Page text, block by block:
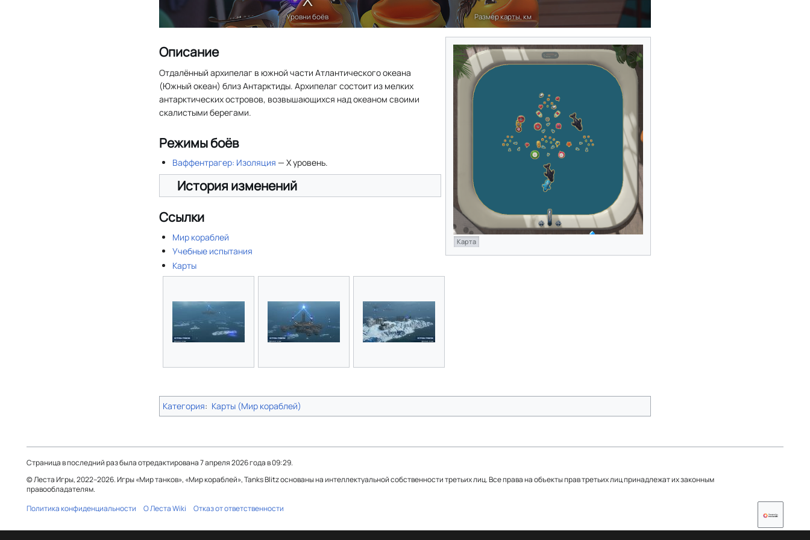
Уровни боёв Размер карты, км
Карта
Описание
Отдалённый архипелаг в южной части Атлантического океана
(Южный океан) близ Антарктиды. Архипелаг состоит из мелких
антарктических островов, возвышающихся над океаном своими
скалистыми берегами.
Режимы боёв
Ваффентрагер: Изоляция — X уровень.
История изменений
Ссылки
Мир кораблей
Учебные испытания
Карты
Категория: Карты (Мир кораблей)
Страница в последний раз была отредактирована 7 апреля 2026 года в 09:29.
© Леста Игры, 2022–2026. Игры «Мир танков», «Мир кораблей», Tanks Blitz основаны на интеллектуальной собственности третьих лиц. Все права на объекты прав третьих лиц принадлежат их законным
правообладателям.
Политика конфиденциальности
О Леста Wiki Отказ от ответственности